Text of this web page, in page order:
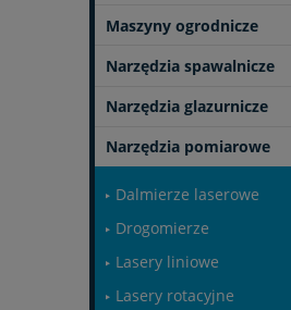
Maszyny ogrodnicze
Narzędzia spawalnicze
Narzędzia glazurnicze
Narzędzia pomiarowe
Dalmierze laserowe
Drogomierze
Lasery liniowe
Lasery rotacyjne